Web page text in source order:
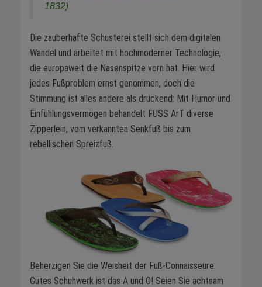
1832)
Die zauberhafte Schusterei stellt sich dem digitalen
Wandel und arbeitet mit hochmoderner Technologie,
die europaweit die Nasenspitze vorn hat. Hier wird
jedes Fußproblem ernst genommen, doch die
Stimmung ist alles andere als drückend: Mit Humor und
Einfühlungsvermögen behandelt FUSS ArT diverse
Zipperlein, vom verkannten Senkfuß bis zum
rebellischen Spreizfuß.
Beherzigen Sie die Weisheit der Fuß-Connaisseure:
Gutes Schuhwerk ist das A und O! Seien Sie achtsam